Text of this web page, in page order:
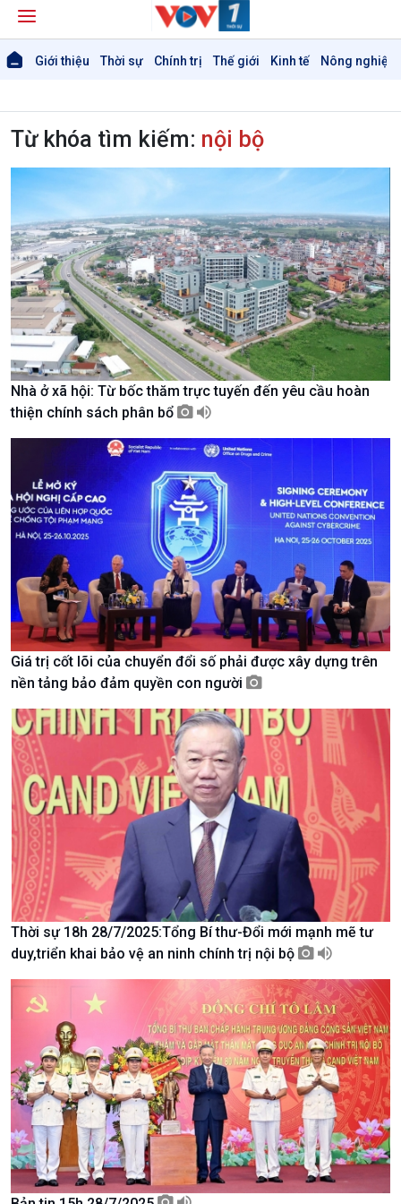
Giới thiệu Thời sự Chính trị Thế giới Kinh tế Nông nghiệp
Giới thiệu
Thời sự
Thời sự 6h
Thời sự 12h
Thời sự 18h
Thời sự 21h30
Bản tin
Chuyên mục
Theo dòng Thời sự
Chính trị
Tin Chính trị
Chính phủ với người dân
Quốc hội với cử tri
Xây dựng đảng
Đảng trong cuộc sống
Nhận diện sự thật
Pháp luật và đời sống
Thế giới
Tin thế giới
Vấn đề quốc tế
Hồ sơ sự kiện quốc tế
Thế giới & Việt Nam
Biên cương - Một dải vững
bền
Từ khóa tìm kiếm: nội bộ
Nhà ở xã hội: Từ bốc thăm trực tuyến đến yêu cầu hoàn
thiện chính sách phân bổ
Giá trị cốt lõi của chuyển đổi số phải được xây dựng trên
nền tảng bảo đảm quyền con người
Thời sự 18h 28/7/2025:Tổng Bí thư-Đổi mới mạnh mẽ tư
duy,triển khai bảo vệ an ninh chính trị nội bộ